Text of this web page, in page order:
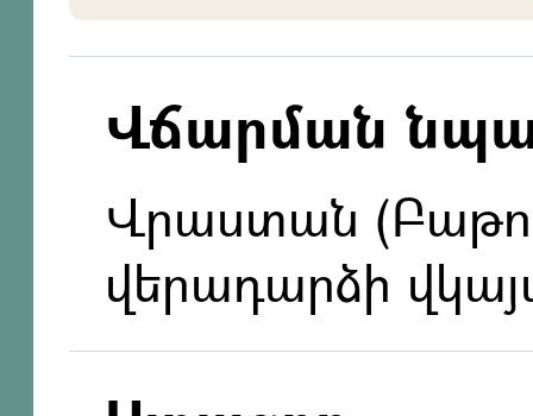
Վճարման
Վրաստան
վերադարձի